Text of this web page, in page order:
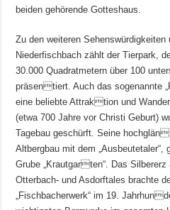
beiden gehörende Gotteshaus.
Zu den weiteren
Niederfischbach zählt der Tierpark,
30.000 Quadratmetern über 100
präsentiert. Auch das sogenannte
eine beliebte Attraktion und
(etwa 700 Jahre vor Christi Geburt)
Tagebau geschürft. Seine
Altbergbau mit dem
Grube „Krautgarten“. Das
Otterbach- und Asdorftales brachte
„Fischbacherwerk“ im 19.